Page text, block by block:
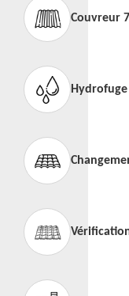
Couvreur